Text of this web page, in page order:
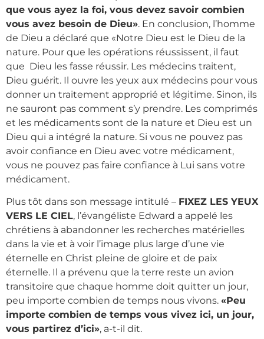
que vous ayez la foi, vous devez savoir combien
vous avez besoin de Dieu». En conclusion, l’homme
de Dieu a déclaré que «Notre Dieu est le Dieu de la
nature. Pour que les opérations réussissent, il faut
que Dieu les fasse réussir. Les médecins traitent,
Dieu guérit. Il ouvre les yeux aux médecins pour vous
donner un traitement approprié et légitime. Sinon, ils
ne sauront pas comment s’y prendre. Les comprimés
et les médicaments sont de la nature et Dieu est un
Dieu qui a intégré la nature. Si vous ne pouvez pas
avoir confiance en Dieu avec votre médicament,
vous ne pouvez pas faire confiance à Lui sans votre
médicament.
Plus tôt dans son message intitulé – FIXEZ LES YEUX
VERS LE CIEL, l’évangéliste Edward a appelé les
chrétiens à abandonner les recherches matérielles
dans la vie et à voir l’image plus large d’une vie
éternelle en Christ pleine de gloire et de paix
éternelle. Il a prévenu que la terre reste un avion
transitoire que chaque homme doit quitter un jour,
peu importe combien de temps nous vivons. «Peu
importe combien de temps vous vivez ici, un jour,
vous partirez d’ici», a-t-il dit.